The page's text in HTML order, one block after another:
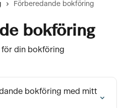
Förberedande bokföring
bokföring
din bokföring
bokföring med mitt